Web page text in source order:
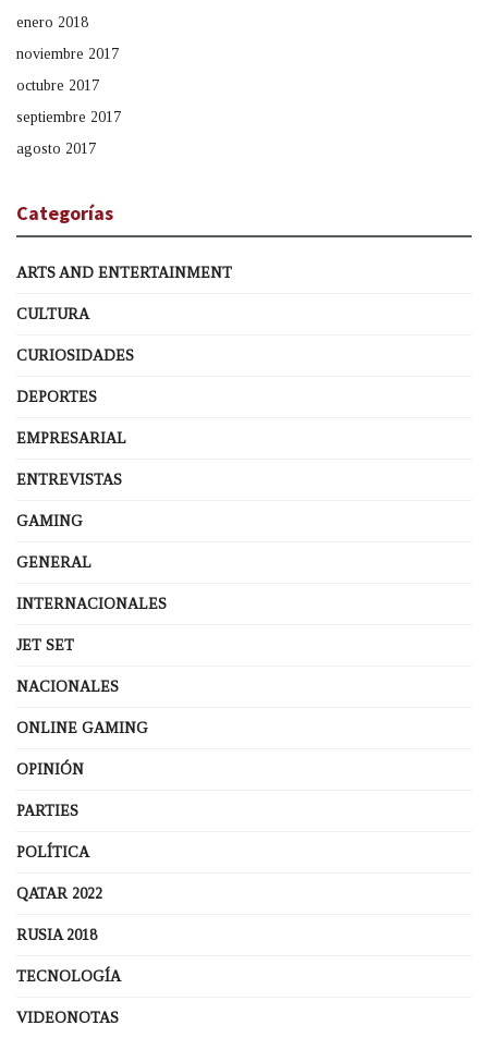
enero 2018
noviembre 2017
octubre 2017
septiembre 2017
agosto 2017
Categorías
ARTS AND ENTERTAINMENT
CULTURA
CURIOSIDADES
DEPORTES
EMPRESARIAL
ENTREVISTAS
GAMING
GENERAL
INTERNACIONALES
JET SET
NACIONALES
ONLINE GAMING
OPINIÓN
PARTIES
POLÍTICA
QATAR 2022
RUSIA 2018
TECNOLOGÍA
VIDEONOTAS